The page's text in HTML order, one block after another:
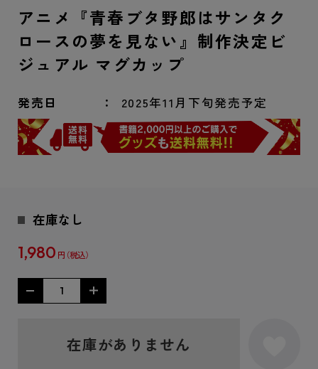
アニメ『青春ブタ野郎はサンタク
ロースの夢を見ない』制作決定ビ
ジュアル マグカップ
発売日 2025年11月下旬発売予定
在庫なし
1,980 円
在庫がありません